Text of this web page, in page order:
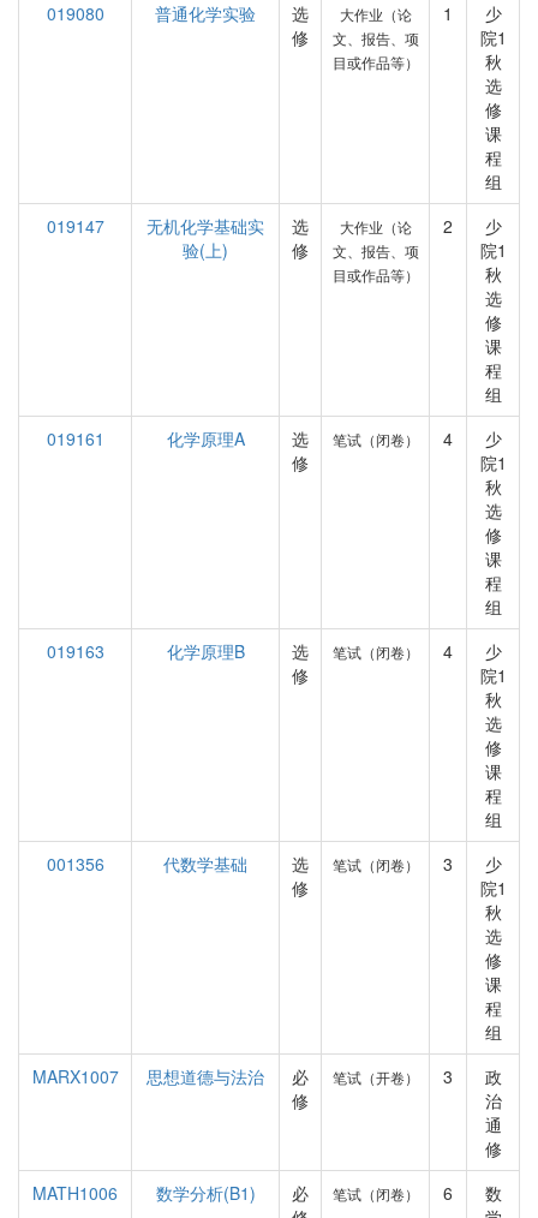
019080
普通化学实验
选
修
大作业（论
文、报告、项
目或作品等）
1
少
院1
秋
选
修
课
程
组
019147
无机化学基础实
验(上)
选
修
大作业（论
文、报告、项
目或作品等）
2
少
院1
秋
选
修
课
程
组
019161
化学原理A
选
修
笔试（闭卷） 4
少
院1
秋
选
修
课
程
组
019163
化学原理B
选
修
笔试（闭卷） 4
少
院1
秋
选
修
课
程
组
001356
代数学基础
选
修
笔试（闭卷） 3
少
院1
秋
选
修
课
程
组
MARX1007
思想道德与法治
必
修
笔试（开卷） 3
政
治
通
修
MATH1006
数学分析(B1)
必
笔试（闭卷） 6
数